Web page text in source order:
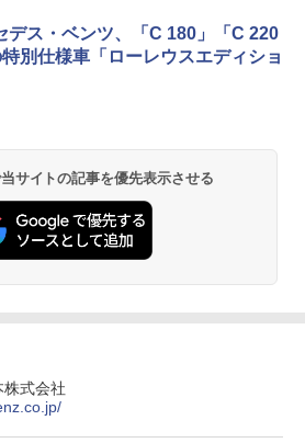
デス・ベンツ、「C 180」「C 220
別仕様車「ローレウスエディショ
サイトの記事を優先表示させる
株式会社